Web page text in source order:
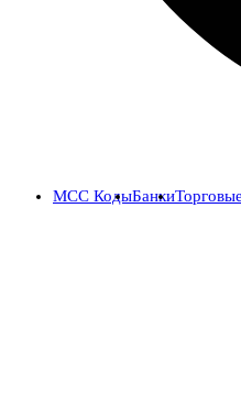
MCC КодыБанки